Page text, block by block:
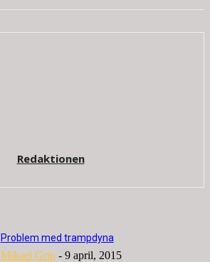
Redaktionen
Problem med trampdyna
Mikael Grip - 9 april, 2015